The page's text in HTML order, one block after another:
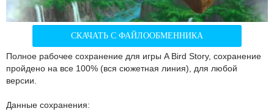
СКАЧАТЬ С ФАЙЛООБМЕННИКА
Полное рабочее сохранение для игры A Bird Story, сохранение
пройдено на все 100% (вся сюжетная линия), для любой
версии.
Данные сохранения: